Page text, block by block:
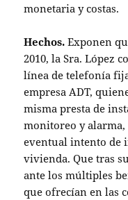
monetaria y costas.
Hechos. Exponen
2010, la Sra. López
línea de telefonía
empresa ADT,
misma presta de
monitoreo y alarma,
eventual intento de
vivienda. Que tras
ante los múltiples
que ofrecían en las